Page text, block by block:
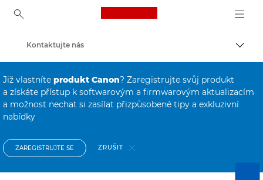
Canon Logo, back to
Consumer Product Support
Kontaktujte nás
Již vlastníte produkt Canon? Zaregistrujte svůj produkt
a získáte přístup k softwarovým a firmwarovým aktualizacím
a možnost nechat si zasílat přizpůsobené tipy a exkluzivní
nabídky
ZAREGISTRUJTE SE ZRUŠIT